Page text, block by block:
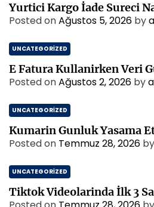
Yurtici Kargo İade Sureci
Posted onAğustos 5, 2026 by
UNCATEGORIZED
E Fatura Kullanirken Veri
Posted onAğustos 2, 2026 by
UNCATEGORIZED
Kumarin Gunluk Yasama
Posted on Temmuz 28, 2026 by
UNCATEGORIZED
Tiktok Videolarinda İlk 3